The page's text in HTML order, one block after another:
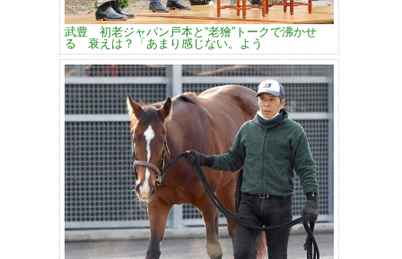
武豊 初老ジャパン戸本と“老獪”トークで沸かせ
る 衰えは？「あまり感じない。よう